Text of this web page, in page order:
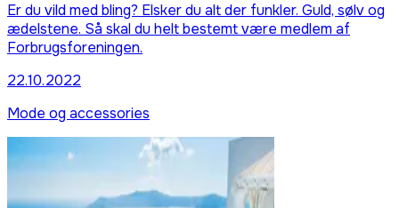
Er du vild med bling? Elsker du alt der funkler. Guld, sølv og
ædelstene. Så skal du helt bestemt være medlem af
Forbrugsforeningen.
22.10.2022
Mode og accessories